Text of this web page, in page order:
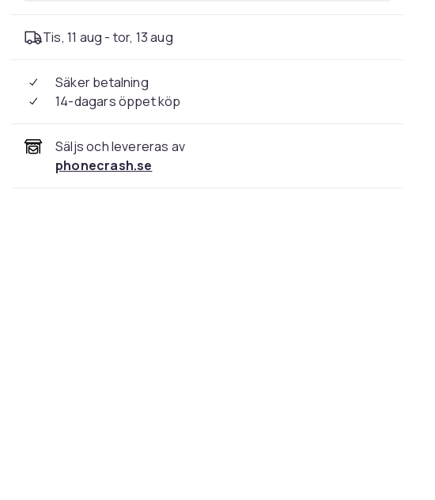
Tis, 11 aug - tor, 13 aug
Säker betalning
14-dagars öppet köp
Säljs och levereras av
phonecrash.se